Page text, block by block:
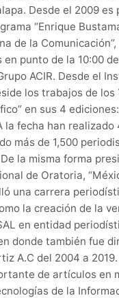
Desde el 2009 es
“Enrique
de la
punto de la 10:00
ACIR. Desde el
los trabajos de los
en sus 4
la fecha han realizado
más de 1,500
la misma forma
de Oratoria,
una carrera
la creación de la
en entidad
donde también fue
A.C del 2004 a
de artículos en
de la